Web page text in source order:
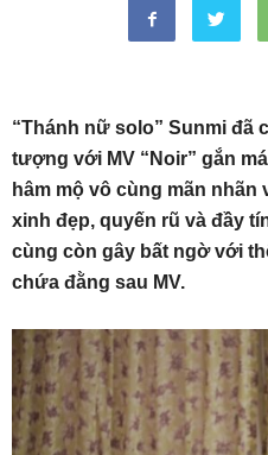
“Thánh nữ solo” Sunmi đã
tượng với MV “Noir” gắn
hâm mộ vô cùng mãn
xinh đẹp, quyến rũ và đầy
cùng còn gây bất ngờ với
chứa đằng sau MV.